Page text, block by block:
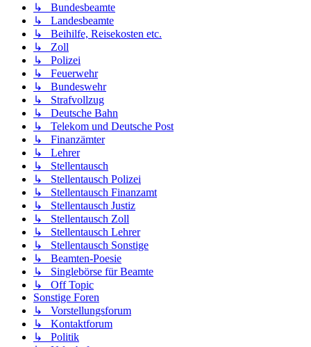
↳ Bundesbeamte
↳ Landesbeamte
↳ Beihilfe, Reisekosten etc.
↳ Zoll
↳ Polizei
↳ Feuerwehr
↳ Bundeswehr
↳ Strafvollzug
↳ Deutsche Bahn
↳ Telekom und Deutsche Post
↳ Finanzämter
↳ Lehrer
↳ Stellentausch
↳ Stellentausch Polizei
↳ Stellentausch Finanzamt
↳ Stellentausch Justiz
↳ Stellentausch Zoll
↳ Stellentausch Lehrer
↳ Stellentausch Sonstige
↳ Beamten-Poesie
↳ Singlebörse für Beamte
↳ Off Topic
Sonstige Foren
↳ Vorstellungsforum
↳ Kontaktforum
↳ Politik